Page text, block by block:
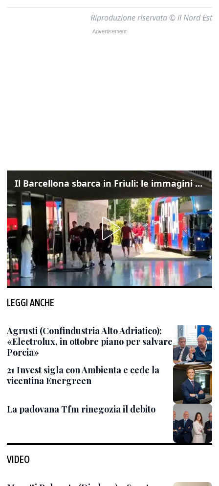
Riproduzione riservata © il Nord Est
Il Barcellona sbarca in Friuli: le immagini dell'arrivo in albergo
LEGGI ANCHE
Agrusti (Confindustria Alto Adriatico):
«Electrolux, in ottobre piano per salvare
Porcia»
21 Invest sigla con Ambienta e cede la
vicentina Energreen
La padovana Tfm rinegozia il debito
VIDEO